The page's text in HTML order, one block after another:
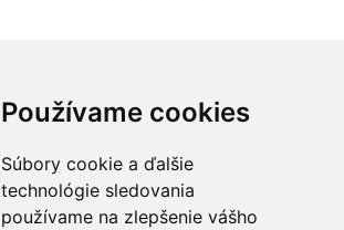
Používame cookies
Súbory cookie a ďalšie
technológie sledovania
používame na zlepšenie vášho
ODKAZY
O nás
Ako to všetko začalo
Cenník